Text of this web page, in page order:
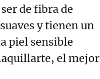
de fibra de
y tienen un
piel sensible
el mejor